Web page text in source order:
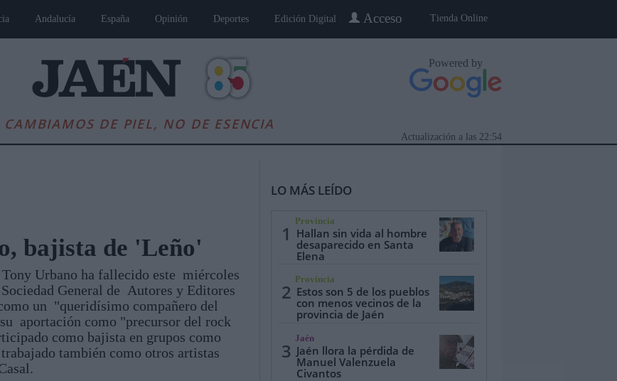
Tienda Online
Acceso
Andalucía España Opinión Deportes Edición Digital
CAMBIAMOS DE PIEL, NO DE ESENCIA
Powered by
22:54
Actualización a las
Internacional Opinión Cultura Deportes Jaén, Pueblo a Pueblo Especiales
bajista de 'Leño'
Urbano ha fallecido este miércoles
General de Autores y Editores
un "queridísimo compañero del
aportación como "precursor del rock
como bajista en grupos como
también como otros artistas
LO MÁS LEÍDO
1
Provincia
Hallan sin vida al hombre
desaparecido en Santa
Elena
2
Provincia
Estos son 5 de los pueblos
con menos vecinos de la
provincia de Jaén
3
Jaén
Jaén llora la pérdida de
Manuel Valenzuela
Civantos